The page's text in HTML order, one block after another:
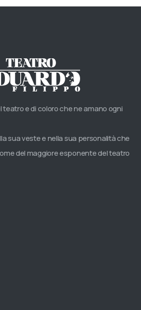
teatro e di coloro che ne amano ogni
sua veste e nella sua personalità che
del maggiore esponente del teatro